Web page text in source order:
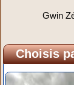
Gwin
Choisis